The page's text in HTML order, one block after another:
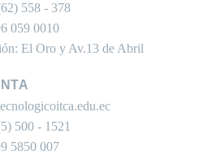
558 - 378
059 0010
El Oro y Av.13 de Abril
500 - 1521
5850 007